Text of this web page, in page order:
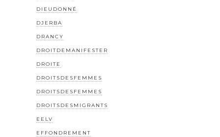
DIEUDONNÉ
DJERBA
DRANCY
DROITDEMANIFESTER
DROITE
DROITSDESFEMMES
DROITSDESFEMMES
DROITSDESMIGRANTS
EELV
EFFONDREMENT